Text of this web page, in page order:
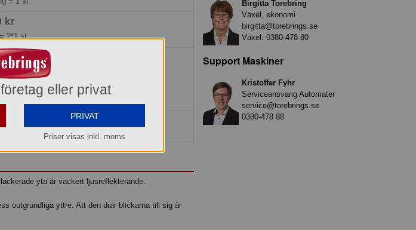
kr
=2*1 st
varan inte finns i lager.
in den i lager den 2026-08-13.
tillkommer.
yta är vackert ljusreflekterande.
outgrundliga yttre. Att den drar blickarna till sig är
Birgitta Torebring
Växel, ekonomi
birgitta@torebrings.se
Växel: 0380-478 80
Support Maskiner
Kristoffer Fyhr
Serviceansvarig Automater
service@torebrings.se
0380-478 88
eller privat
PRIVAT
Priser visas inkl. moms